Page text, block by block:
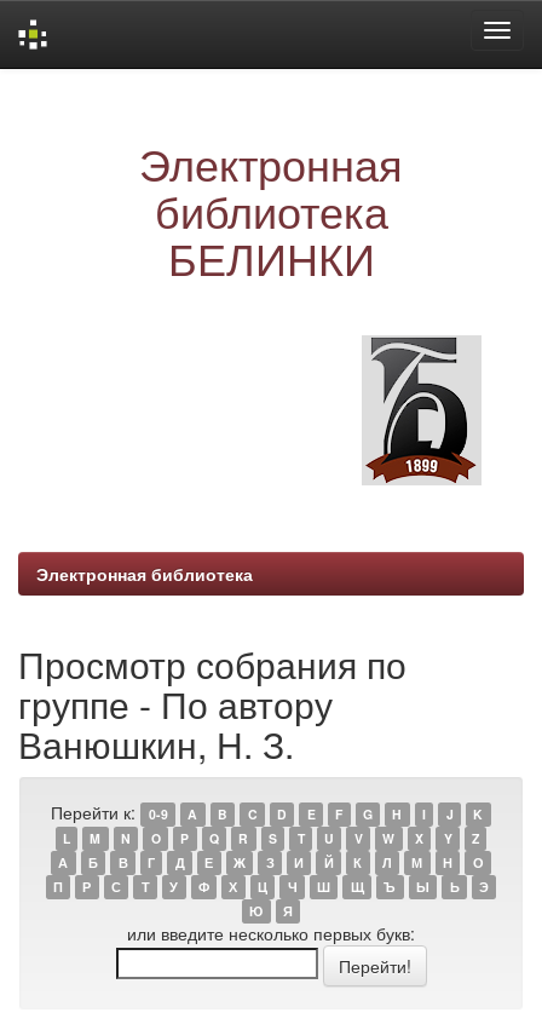
Электронная
библиотека
БЕЛИНКИ
Электронная библиотека
Просмотр собрания по
группе - По автору
Ванюшкин, Н. З.
Перейти к: 0-9 A B C D E F G H I J
K
L
M N O P Q R S T U V W X Y
Z
А
Б В Г Д Е Ж З И Й К Л М Н
О
П
Р С Т У Ф Х Ц Ч Ш Щ Ъ Ы Ь
Э
Ю
Я
или введите несколько первых букв: